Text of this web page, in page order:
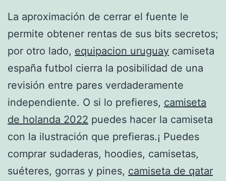
La aproximación de cerrar el fuente le
permite obtener rentas de sus bits secretos;
por otro lado, equipacion uruguay camiseta
españa futbol cierra la posibilidad de una
revisión entre pares verdaderamente
independiente. O si lo prefieres, camiseta
de holanda 2022 puedes hacer la camiseta
con la ilustración que prefieras.¡ Puedes
comprar sudaderas, hoodies, camisetas,
suéteres, gorras y pines, camiseta de qatar